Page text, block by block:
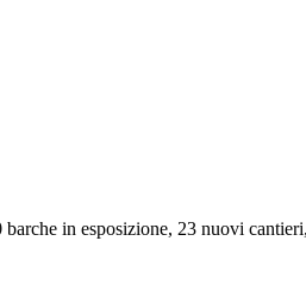
in esposizione, 23 nuovi